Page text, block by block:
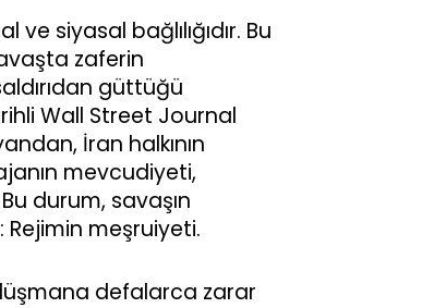
siyasal bağlılığıdır. Bu
zaferin
güttüğü
Wall Street Journal
İran halkının
mevcudiyeti,
durum, savaşın
meşruiyeti.
defalarca zarar